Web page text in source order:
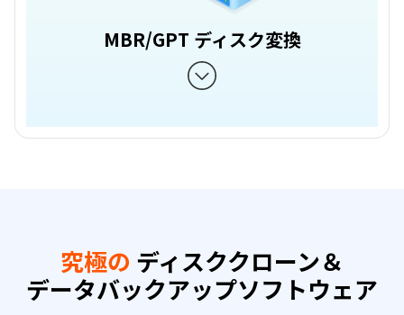
MBR/GPT ディスク変換
究極の ディスククローン＆
データバックアップソフトウェア